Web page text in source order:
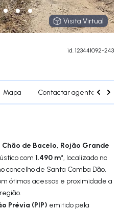
Visita Virtual
Visita Virtual
id. 123441092-243
Mapa Contactar agente
de Bacelo, Rojão Grande
com 1.490 m², localizado no
concelho de Santa Comba Dão,
ótimos acessos e proximidade a
Prévia (PIP) emitido pela